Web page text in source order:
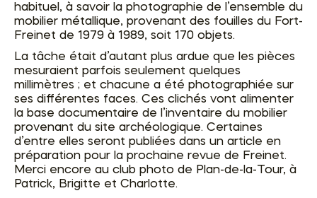
habituel, à savoir la photographie de l’ensemble du
mobilier métallique, provenant des fouilles du Fort-
Freinet de 1979 à 1989, soit 170 objets.
La tâche était d’autant plus ardue que les pièces
mesuraient parfois seulement quelques
millimètres ; et chacune a été photographiée sur
ses différentes faces. Ces clichés vont alimenter
la base documentaire de l’inventaire du mobilier
provenant du site archéologique. Certaines
d’entre elles seront publiées dans un article en
préparation pour la prochaine revue de Freinet.
Merci encore au club photo de Plan-de-la-Tour, à
Patrick, Brigitte et Charlotte.